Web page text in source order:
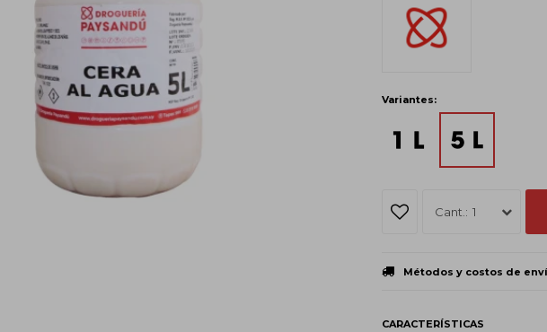
Variantes:
1
Métodos y costos de
CARACTERÍSTICAS